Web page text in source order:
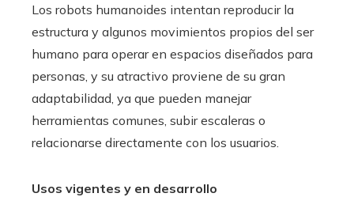
Los robots humanoides intentan reproducir la
estructura y algunos movimientos propios del ser
humano para operar en espacios diseñados para
personas, y su atractivo proviene de su gran
adaptabilidad, ya que pueden manejar
herramientas comunes, subir escaleras o
relacionarse directamente con los usuarios.
Usos vigentes y en desarrollo